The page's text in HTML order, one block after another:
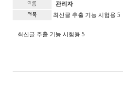
관리자
최신글 추출 기능 시험용 5
최신글 추출 기능 시험용 5